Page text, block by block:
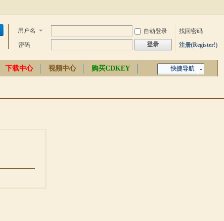
用户名 自动登录
找回密码
密码
登录 注册(Register!)
快捷导航
下载中心 视频中心
购买CDKEY